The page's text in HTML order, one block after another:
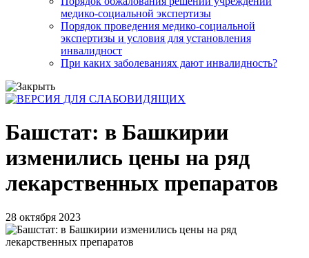
медико-социальной экспертизы
Порядок проведения медико-социальной
экспертизы и условия для установления
инвалидност
При каких заболеваниях дают инвалидность?
Башстат: в Башкирии
изменились цены на ряд
лекарственных препаратов
28 октября 2023